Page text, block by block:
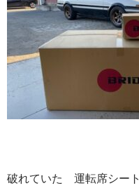
破れていた 運転席シート